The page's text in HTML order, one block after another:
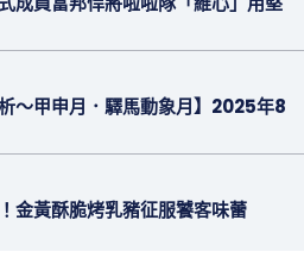
析～甲申月．驛馬動象月】2025年8
金黃酥脆烤乳豬征服饕客味蕾